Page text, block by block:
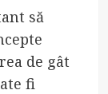
să
de gât
fi